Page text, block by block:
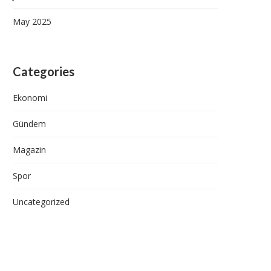
May 2025
Categories
Ekonomi
Gündem
Magazin
Spor
Uncategorized